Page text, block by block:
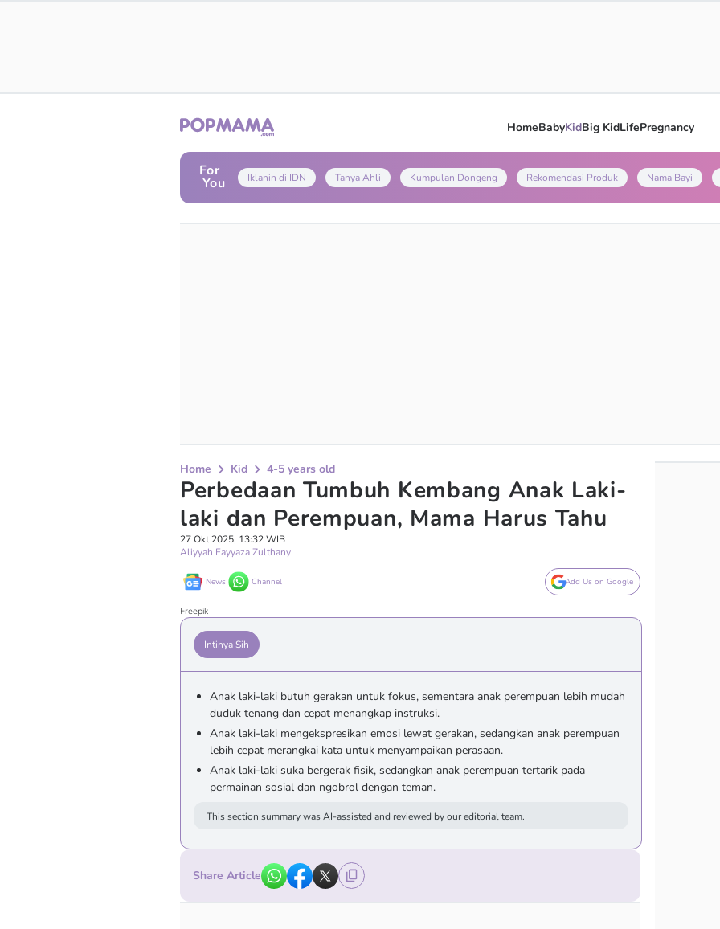
HomeBabyKidBig KidLifePregnancy
For
You Iklanin di IDN Tanya Ahli Kumpulan Dongeng Rekomendasi Produk Nama Bayi
Home Kid 4-5 years old
Perbedaan Tumbuh Kembang Anak Laki-
laki dan Perempuan, Mama Harus Tahu
27 Okt 2025, 13:32 WIB
Aliyyah Fayyaza Zulthany
News Channel Add Us on Google
Freepik
Intinya Sih
Anak laki-laki butuh gerakan untuk fokus, sementara anak perempuan lebih mudah
duduk tenang dan cepat menangkap instruksi.
Anak laki-laki mengekspresikan emosi lewat gerakan, sedangkan anak perempuan
lebih cepat merangkai kata untuk menyampaikan perasaan.
Anak laki-laki suka bergerak fisik, sedangkan anak perempuan tertarik pada
permainan sosial dan ngobrol dengan teman.
This section summary was AI-assisted and reviewed by our editorial team.
Share Article